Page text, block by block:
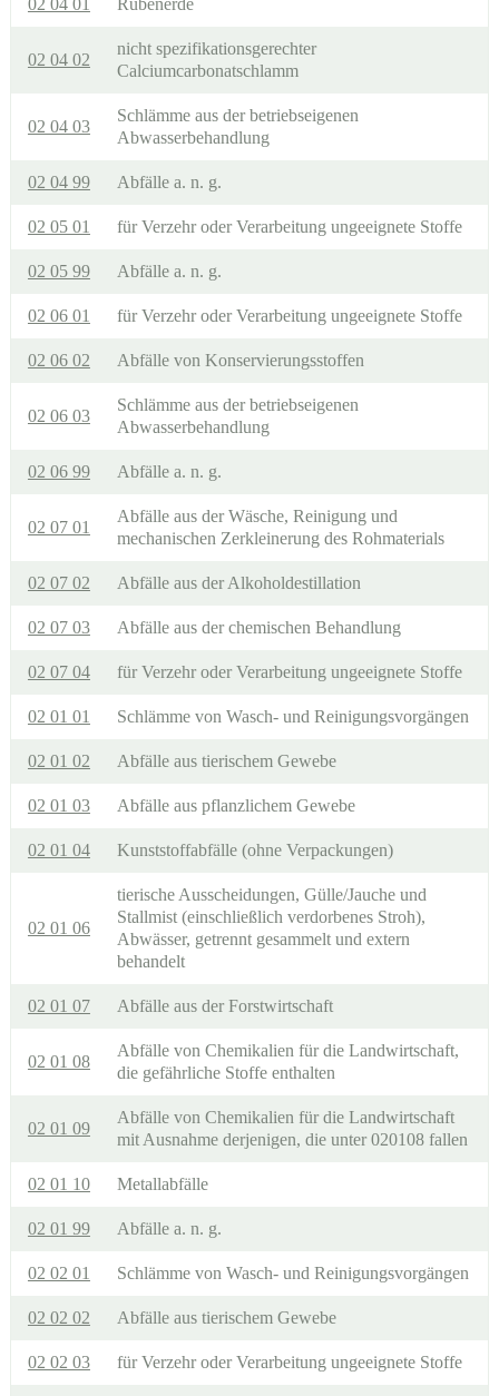
02 04 01 Rübenerde
02 04 02
nicht spezifikationsgerechter
Calciumcarbonatschlamm
02 04 03
Schlämme aus der betriebseigenen
Abwasserbehandlung
02 04 99 Abfälle a. n. g.
02 05 01 für Verzehr oder Verarbeitung ungeeignete Stoffe
02 05 99 Abfälle a. n. g.
02 06 01 für Verzehr oder Verarbeitung ungeeignete Stoffe
02 06 02 Abfälle von Konservierungsstoffen
02 06 03
Schlämme aus der betriebseigenen
Abwasserbehandlung
02 06 99 Abfälle a. n. g.
02 07 01
Abfälle aus der Wäsche, Reinigung und
mechanischen Zerkleinerung des Rohmaterials
02 07 02 Abfälle aus der Alkoholdestillation
02 07 03 Abfälle aus der chemischen Behandlung
02 07 04 für Verzehr oder Verarbeitung ungeeignete Stoffe
02 01 01 Schlämme von Wasch- und Reinigungsvorgängen
02 01 02 Abfälle aus tierischem Gewebe
02 01 03 Abfälle aus pflanzlichem Gewebe
02 01 04 Kunststoffabfälle (ohne Verpackungen)
02 01 06
tierische Ausscheidungen, Gülle/Jauche und
Stallmist (einschließlich verdorbenes Stroh),
Abwässer, getrennt gesammelt und extern
behandelt
02 01 07 Abfälle aus der Forstwirtschaft
02 01 08
Abfälle von Chemikalien für die Landwirtschaft,
die gefährliche Stoffe enthalten
02 01 09
Abfälle von Chemikalien für die Landwirtschaft
mit Ausnahme derjenigen, die unter 020108 fallen
02 01 10 Metallabfälle
02 01 99 Abfälle a. n. g.
02 02 01 Schlämme von Wasch- und Reinigungsvorgängen
02 02 02 Abfälle aus tierischem Gewebe
02 02 03 für Verzehr oder Verarbeitung ungeeignete Stoffe